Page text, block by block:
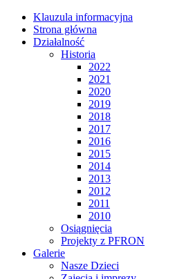
Klauzula informacyjna
Strona główna
Działalność
Historia
2022
2021
2020
2019
2018
2017
2016
2015
2014
2013
2012
2011
2010
Osiągnięcia
Projekty z PFRON
Galerie
Nasze Dzieci